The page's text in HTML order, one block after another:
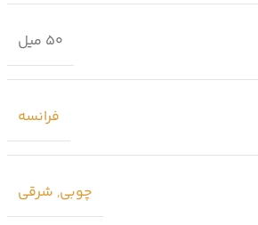
50 میل
فرانسه
چوبی, شرقی